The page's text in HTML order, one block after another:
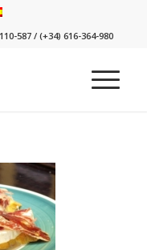
587 / (+34) 616-364-980